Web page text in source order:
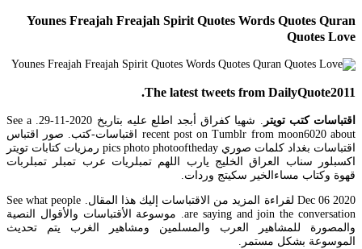
Younes Freajah Freajah Spirit Quotes Words Quotes Quran
Quotes Love
The latest tweets from DailyQuote2011.
اقتباسات كتب تويتر
. شهيا كفراق أبجد اطلع عليه بتاريخ 2020-11-29. See a
recent post on Tumblr from moon6020 about اقتباسات-كتب. صور اقتباس
اقتباسات بغداد كلمات صوري pics photo photooftheday رمزيات كتابات تويتر
اكسبلور سناب العراق الخليج يارب اللهم تمبلريات عرب تمبلر تمبلربات
قهوة وكتاب مساءالخير سكيتج وردات.
Dec 06 2020 لقراءة المزيد من الاقتباسات إليك هذا المقال. See what people
are saying and join the conversation. موسوعة الأقتباسات والأقوال النصية
والمصورة للمشاهير العرب والمسلمين ومشاهير الغرب يتم تحديث
الموسوعة بشكل مستمر.